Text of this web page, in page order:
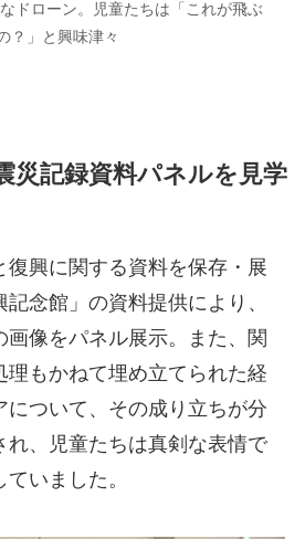
ドローン。児童たちは「これが飛ぶ
？」と興味津々
災記録資料パネルを見学
復興に関する資料を保存・展
念館」の資料提供により、
画像をパネル展示。また、関
理もかねて埋め立てられた経
について、その成り立ちが分
れ、児童たちは真剣な表情で
いました。